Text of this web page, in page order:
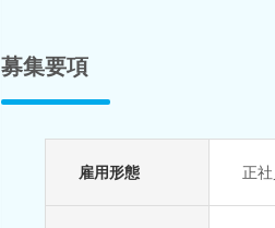
募集要項
雇用形態 正